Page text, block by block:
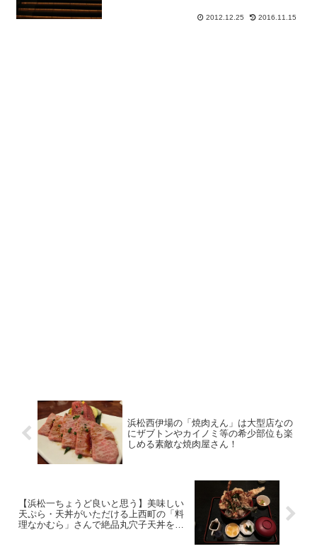
2012.12.25 2016.11.15
浜松西伊場の「焼肉えん」は大型店なの
にザブトンやカイノミ等の希少部位も楽
しめる素敵な焼肉屋さん！
【浜松一ちょうど良いと思う】美味しい
天ぷら・天丼がいただける上西町の「料
理なかむら」さんで絶品丸穴子天丼をい